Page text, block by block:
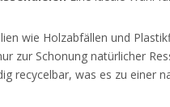
wie Holzabfällen und
zur Schonung natürlicher
recycelbar, was es zu einer